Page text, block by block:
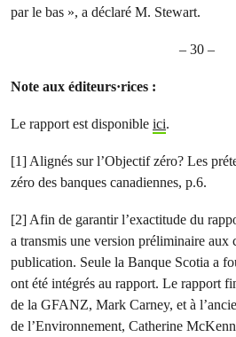
par le bas », a déclaré M. Stewart.
– 30 –
Note aux éditeurs·rices :
Le rapport est disponible ici.
[1] Alignés sur l’Objectif zéro? Les
zéro des banques canadiennes, p.6.
[2] Afin de garantir l’exactitude du
a transmis une version préliminaire aux
publication. Seule la Banque Scotia a
ont été intégrés au rapport. Le rapport
de la GFANZ, Mark Carney, et à
de l’Environnement, Catherine